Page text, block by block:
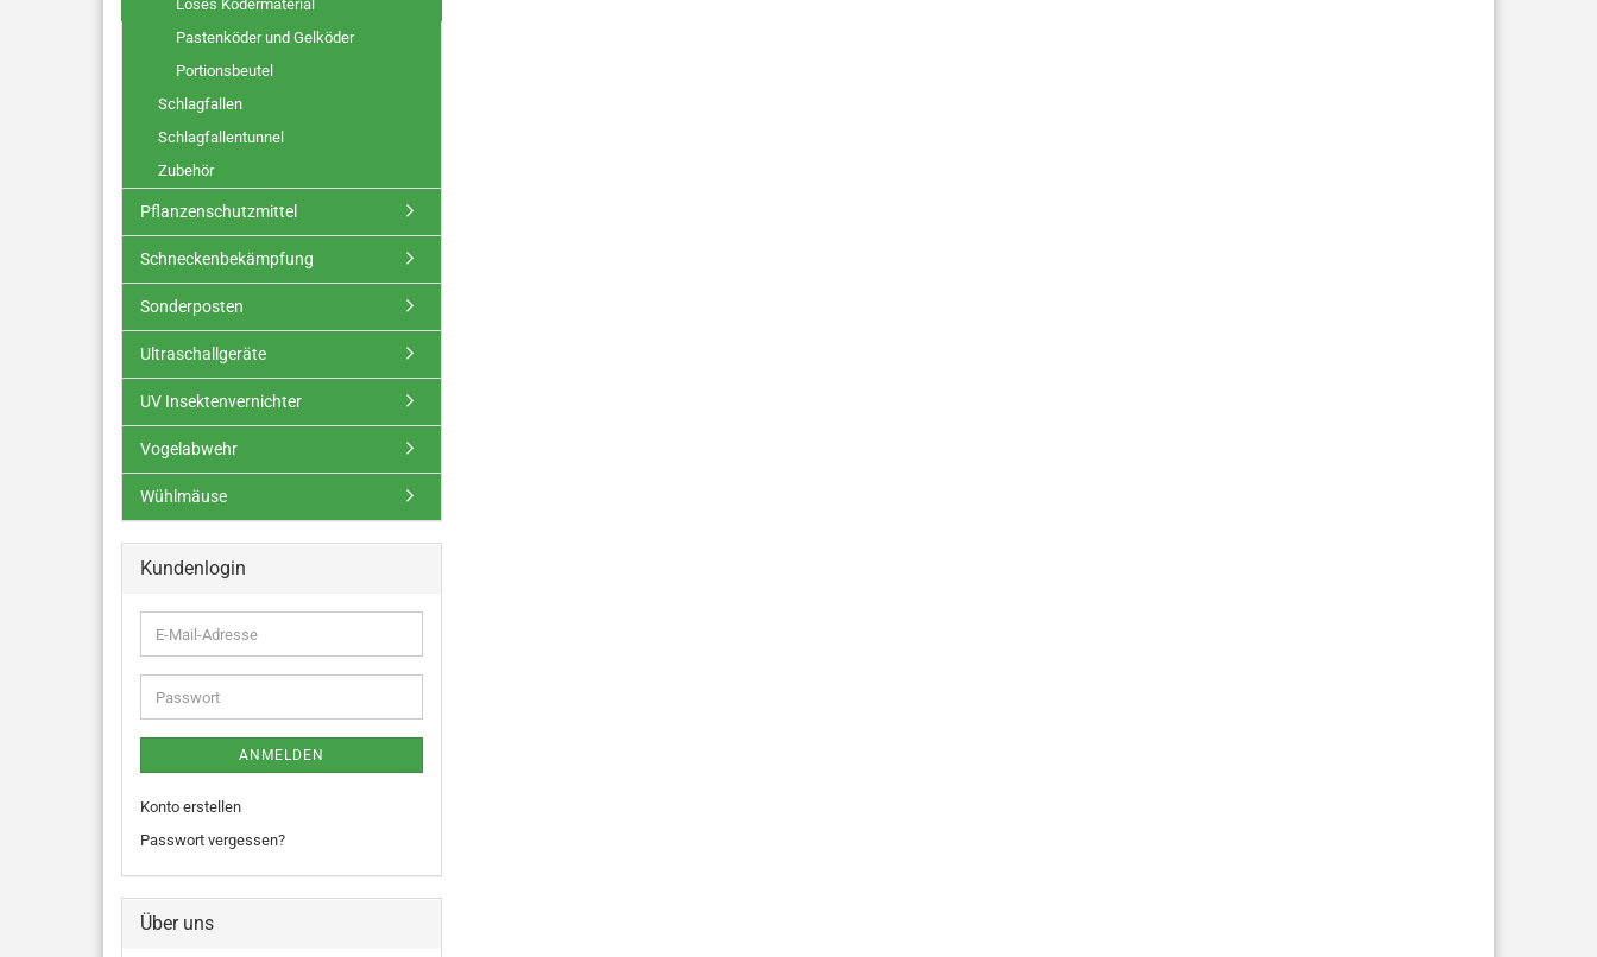
Loses Ködermaterial
Pastenköder und Gelköder
Portionsbeutel
Schlagfallen
Schlagfallentunnel
Zubehör
Pflanzenschutzmittel
Schneckenbekämpfung
Sonderposten
Ultraschallgeräte
UV Insektenvernichter
Vogelabwehr
Wühlmäuse
Kundenlogin
ANMELDEN
Konto erstellen
Passwort vergessen?
Über uns